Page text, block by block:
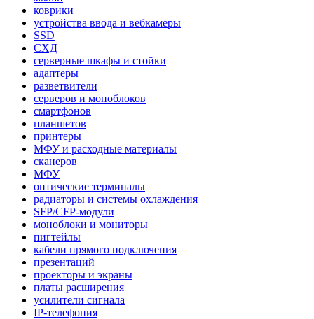
коврики
устройства ввода и вебкамеры
SSD
СХД
серверные шкафы и стойки
адаптеры
разветвители
серверов и моноблоков
смартфонов
планшетов
принтеры
МФУ и расходные материалы
сканеров
МФУ
оптические терминалы
радиаторы и системы охлаждения
SFP/CFP-модули
моноблоки и мониторы
пигтейлы
кабели прямого подключения
презентаций
проекторы и экраны
платы расширения
усилители сигнала
IP-телефония